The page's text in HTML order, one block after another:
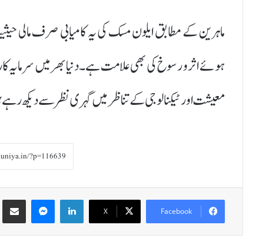
ماہرین کے مطابق ایلون مسک کی یہ کامیابی صرف مالی
ہوئے اثر و رسوخ کی بھی علامت ہے۔ دنیا بھر میں سرمایہ
معیشت اور ٹیکنالوجی کے تناظر میں گہری نظر سے دیکھ
Facebook
X
LinkedIn